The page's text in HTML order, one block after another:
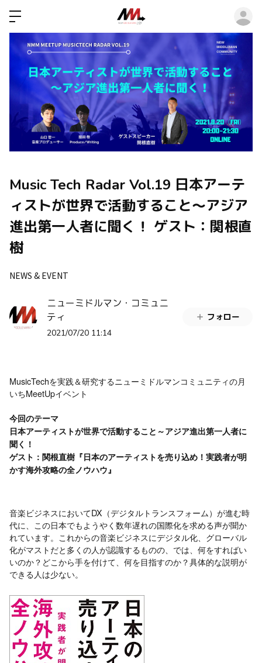
Music Tech Radar Vol.19 日本アーテ
ィストが世界で活動すること～アジア
進出第一人者に聞く！ ゲスト：関根直
樹
NEWS & EVENT
ニューミドルマン・コミュニ
ティ
2021/07/20 11:14
フォロー
MusicTechを実践＆研究するニューミドルマンコミュニティの月
いちMeetUpイベント
今回のテーマ
日本アーティストが世界で活動すること～アジア進出第一人者に
聞く！
ゲスト：関根直樹『日本のアーティストを売り込め！実践者が明
かす海外攻略の全ノウハウ』
音楽ビジネスにおいてDX（デジタルトランスフォーム）が進む時
代に、この日本でもようやく数年遅れの国際化を求める声が聞か
れています。これからの音楽ビジネスにデジタル化、グローバル
化がマストだと多くの人が認識するものの、では、何をすればい
いのか？どこから手を付けて、何を目指すのか？具体的な説明が
できる人は少ない。